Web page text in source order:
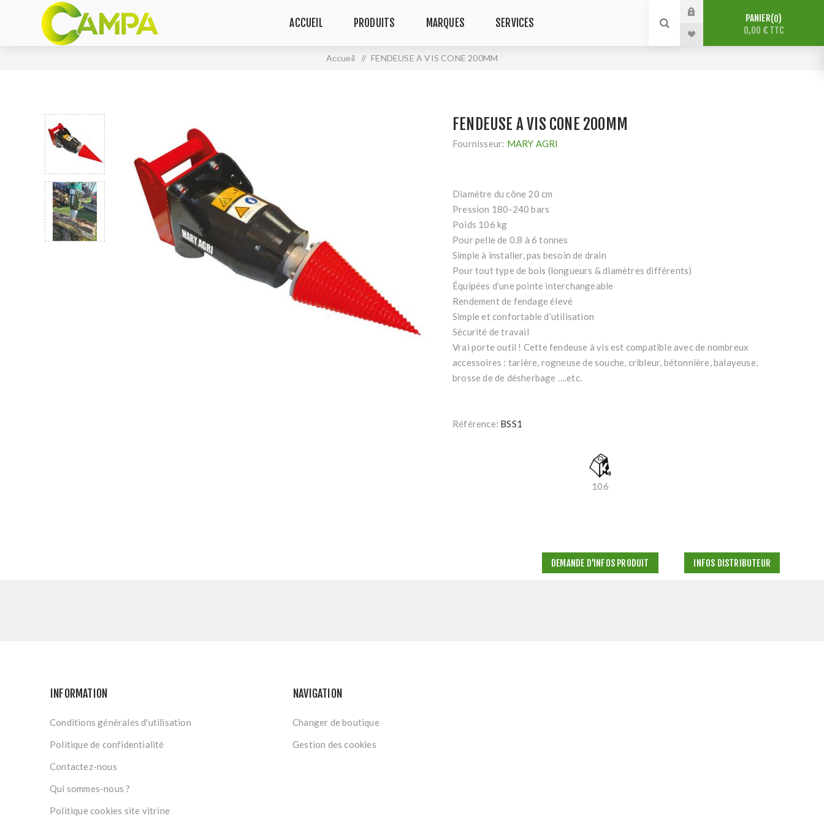
ACCUEIL PRODUITS MARQUES SERVICES PANIER 0
0,00 € TTC
Accueil / FENDEUSE A VIS CONE 200MM
FENDEUSE A VIS CONE 200MM
Fournisseur: MARY AGRI
Diamètre du cône 20 cm
Pression 180-240 bars
Poids 106 kg
Pour pelle de 0.8 à 6 tonnes
Simple à installer, pas besoin de drain
Pour tout type de bois (longueurs & diamètres différents)
Équipées d’une pointe interchangeable
Rendement de fendage élevé
Simple et confortable d’utilisation
Sécurité de travail
Vrai porte outil ! Cette fendeuse à vis est compatible avec de nombreux
accessoires : tarière, rogneuse de souche, cribleur, bétonnière, balayeuse,
brosse de de désherbage ….etc.
Référence: BSS1
106
DEMANDE D'INFOS PRODUIT INFOS DISTRIBUTEUR
INFORMATION
Conditions générales d'utilisation
Politique de confidentialité
Contactez-nous
Qui sommes-nous ?
Politique cookies site vitrine
NAVIGATION
Changer de boutique
Gestion des cookies